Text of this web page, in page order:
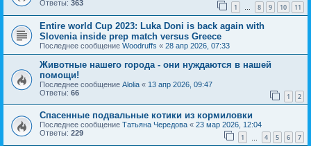
Ответы: 363 1 … 8 9 10 11
Entire world Cup 2023: Luka Doni is back again with
Slovenia inside prep match versus Greece
Последнее сообщение Woodruffs « 28 апр 2026, 07:33
Животные нашего города - они нуждаются в нашей
помощи!
Последнее сообщение Alolia « 13 апр 2026, 09:47
Ответы: 66 1 2
Спасенные подвальные котики из кормиловки
Последнее сообщение Татьяна Чередова « 23 мар 2026, 12:04
Ответы: 229 1 4 5 6 7